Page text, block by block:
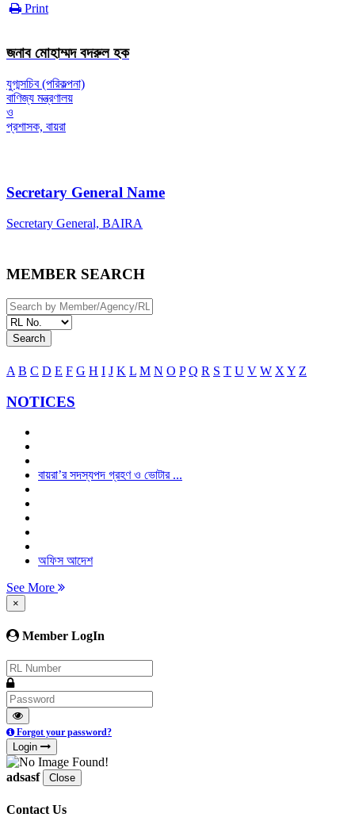
Print
জনাব মোহাম্মদ বদরুল হক
যুগ্মসচিব (পরিকল্পনা)
বাণিজ্য মন্ত্রণালয়
ও
প্রশাসক, বায়রা
Secretary General Name
Secretary General, BAIRA
MEMBER SEARCH
Search
A B C D E F G H I J K L M N O P Q R S T U V W X Y Z
NOTICES
বায়রা’র সদস্যপদ গ্রহণ ও ভোটার ...
অফিস আদেশ
See More
×
Member LogIn
Forgot your password?
Login
adsasf Close
Contact Us